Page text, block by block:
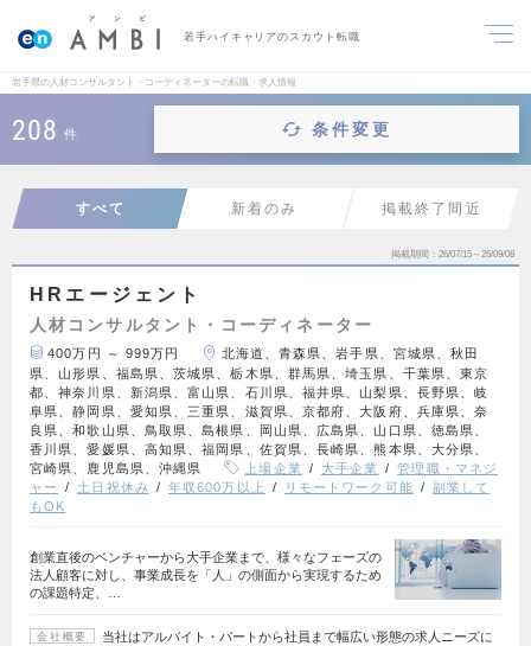
若手ハイキャリアのスカウト転職
岩手県の人材コンサルタント・コーディネーターの転職・求人情報
208 件 条件変更
すべて 新着のみ 掲載終了間近
掲載期間 26/07/15～26/09/08
HRエージェント
人材コンサルタント・コーディネーター
400万円 ～ 999万円
北海道、青森県、岩手県、宮城県、秋田
県、山形県、福島県、茨城県、栃木県、群馬県、埼玉県、千葉県、東京
都、神奈川県、新潟県、富山県、石川県、福井県、山梨県、長野県、岐
阜県、静岡県、愛知県、三重県、滋賀県、京都府、大阪府、兵庫県、奈
良県、和歌山県、鳥取県、島根県、岡山県、広島県、山口県、徳島県、
香川県、愛媛県、高知県、福岡県、佐賀県、長崎県、熊本県、大分県、
宮崎県、鹿児島県、沖縄県
上場企業 大手企業
管理職・マネジ
ャー
土日祝休み 年収600万以上 リモートワーク可能
副業して
もOK
創業直後のベンチャーから大手企業まで、様々なフェーズの
法人顧客に対し、事業成長を「人」の側面から実現するため
の課題特定、…
会社概要
当社はアルバイト・パートから社員まで幅広い形態の求人ニーズに